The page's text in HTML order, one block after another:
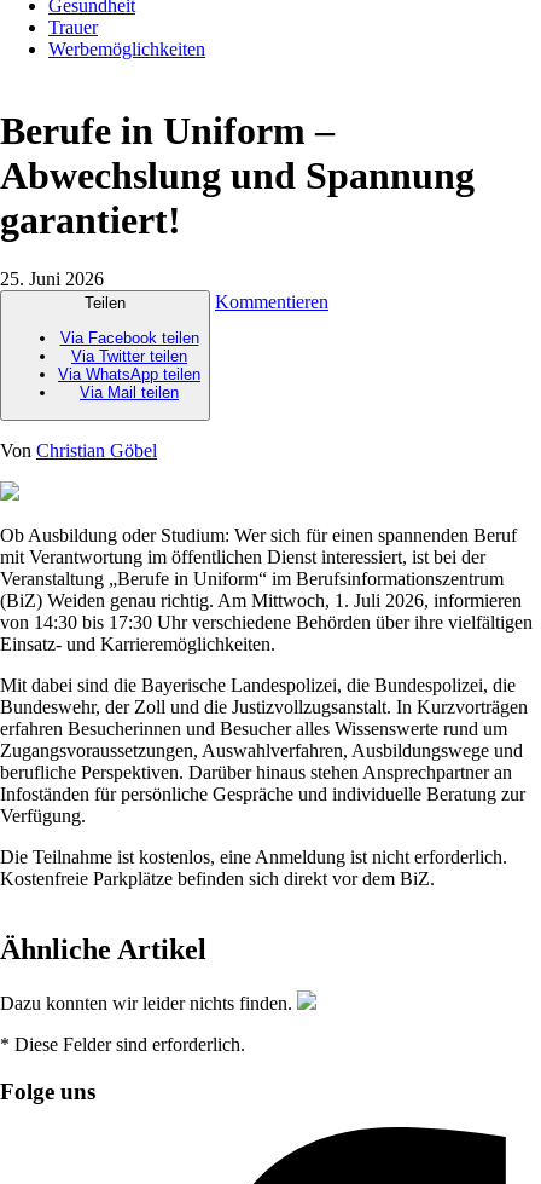
Gesundheit
Trauer
Werbemöglichkeiten
Berufe in Uniform –
Abwechslung und Spannung
garantiert!
25. Juni 2026
Teilen
Via Facebook teilen
Via Twitter teilen
Via WhatsApp teilen
Via Mail teilen
Kommentieren
Von Christian Göbel
Ob Ausbildung oder Studium: Wer sich für einen spannenden Beruf
mit Verantwortung im öffentlichen Dienst interessiert, ist bei der
Veranstaltung „Berufe in Uniform“ im Berufsinformationszentrum
(BiZ) Weiden genau richtig. Am Mittwoch, 1. Juli 2026, informieren
von 14:30 bis 17:30 Uhr verschiedene Behörden über ihre vielfältigen
Einsatz- und Karrieremöglichkeiten.
Mit dabei sind die Bayerische Landespolizei, die Bundespolizei, die
Bundeswehr, der Zoll und die Justizvollzugsanstalt. In Kurzvorträgen
erfahren Besucherinnen und Besucher alles Wissenswerte rund um
Zugangsvoraussetzungen, Auswahlverfahren, Ausbildungswege und
berufliche Perspektiven. Darüber hinaus stehen Ansprechpartner an
Infoständen für persönliche Gespräche und individuelle Beratung zur
Verfügung.
Die Teilnahme ist kostenlos, eine Anmeldung ist nicht erforderlich.
Kostenfreie Parkplätze befinden sich direkt vor dem BiZ.
Ähnliche Artikel
Dazu konnten wir leider nichts finden.
* Diese Felder sind erforderlich.
Folge uns